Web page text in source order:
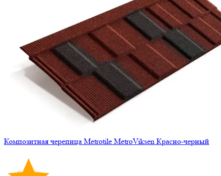
Композитная черепица Metrotile MetroViksen Красно-черный